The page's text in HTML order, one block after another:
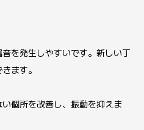
を発生しやすいです。新しい丁
ます。
個所を改善し、振動を抑えま